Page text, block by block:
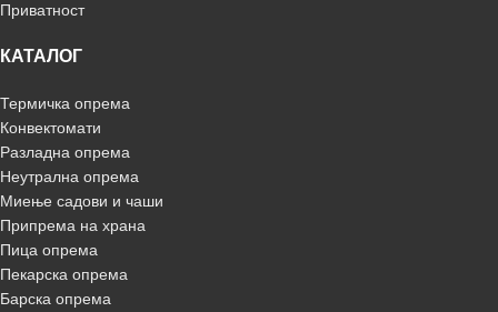
Приватност
КАТАЛОГ
Термичка опрема
Конвектомати
Разладна опрема
Неутрална опрема
Миење садови и чаши
Припрема на храна
Пица опрема
Пекарска опрема
Барска опрема